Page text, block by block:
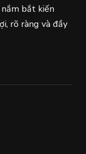
bắt kiến
rõ ràng và đầy